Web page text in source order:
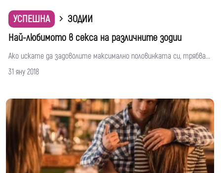
УСПЕШНА
ЗОДИИ
Най-любимото в секса на различните зодии
Ако искате да задоволите максимално половинката си, трябва...
31 яну 2018